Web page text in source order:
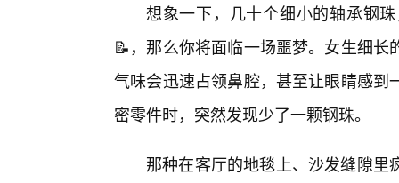
想象一下，几十个细小的轴承钢
📝，那么你将面临一场噩梦。女生细
气味会迅速占领鼻腔，甚至让眼睛感
密零件时，突然发现少了一颗钢珠。
那种在客厅的地毯上、沙发缝隙